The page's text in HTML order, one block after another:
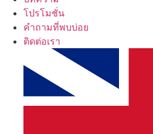
โปรโมชั่น
คำถามที่พบบ่อย
ติดต่อเรา